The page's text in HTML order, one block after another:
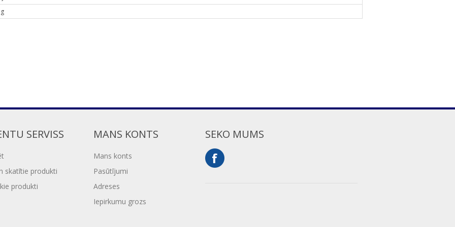
SERVISS
skatītie produkti
produkti
MANS KONTS
Mans konts
Pasūtījumi
Adreses
Iepirkumu grozs
SEKO MUMS